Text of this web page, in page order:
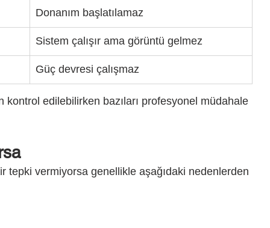
Donanım başlatılamaz
Sistem çalışır ama görüntü gelmez
Güç devresi çalışmaz
kontrol edilebilirken bazıları profesyonel müdahale
tepki vermiyorsa genellikle aşağıdaki nedenlerden